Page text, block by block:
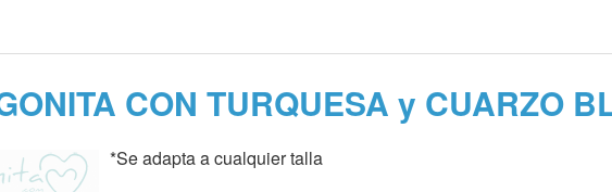
CON TURQUESA y CUARZO
*Se adapta a cualquier talla